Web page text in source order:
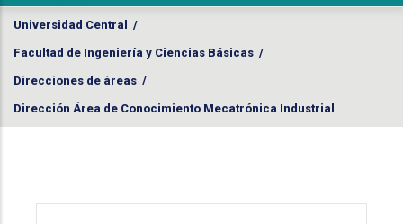
Universidad Central /
Facultad de Ingeniería y Ciencias Básicas /
Direcciones de áreas /
Dirección Área de Conocimiento Mecatrónica Industrial